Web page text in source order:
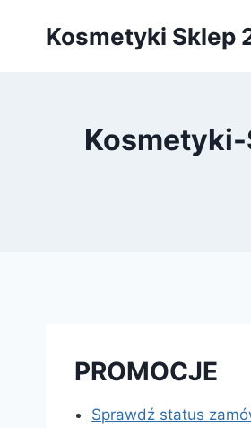
Kosmetyki Sklep
Kosmetyki-
PROMOCJE
Sprawdź status